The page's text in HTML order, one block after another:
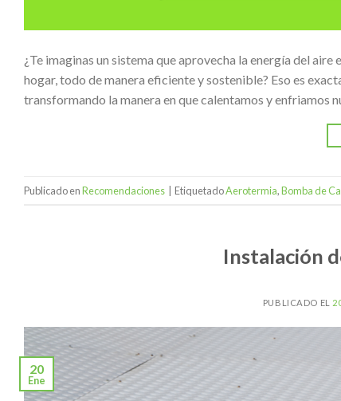
¿Te imaginas un sistema que aprovecha la energía del
hogar, todo de manera eficiente y sostenible? Eso es
transformando la manera en que calentamos y enfriamos
Publicado enRecomendaciones EtiquetadoAerotermia,Bomba de
Instalación
PUBLICADO EL
20
Ene